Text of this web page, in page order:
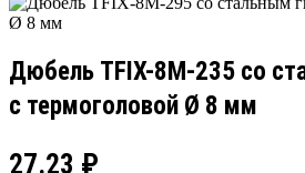
Дюбель TFIX-8M-235 со
с термоголовой Ø 8 мм
27.23 ₽